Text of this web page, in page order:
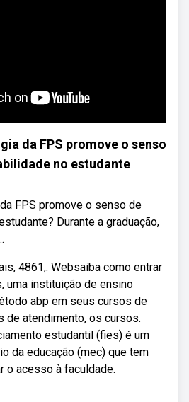
da FPS promove o senso
no estudante
FPS promove o senso de
Durante a graduação,
4861,. Websaiba como entrar
uma instituição de ensino
abp em seus cursos de
de atendimento, os cursos.
estudantil (fies) é um
da educação (mec) que tem
o acesso à faculdade.